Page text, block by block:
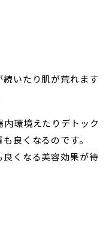
いたり肌が荒れます
環境えたりデトック
良くなるのです。
くなる美容効果が待